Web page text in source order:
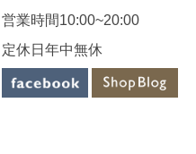
営業時間10:00~20:00
定休日年中無休